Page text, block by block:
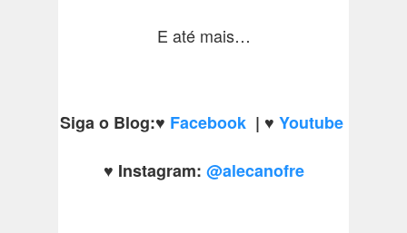
E até mais…
Siga o Blog:♥ Facebook | ♥ Youtube
♥ Instagram: @alecanofre